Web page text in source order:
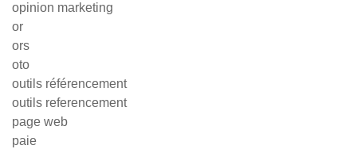
opinion marketing
or
ors
oto
outils référencement
outils referencement
page web
paie